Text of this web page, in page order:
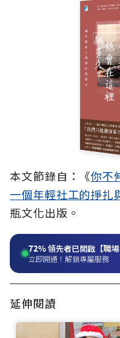
本文節錄自： 《你不
一個年輕社工的掙扎
瓶文化出版 。
72%領先者已開啟【職場
立即開通！解鎖專屬服務
延伸閱讀